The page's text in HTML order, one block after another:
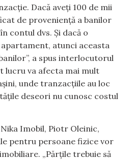
Dacă aveți 100 de mii
de proveniență a banilor
contul dvs. Și dacă o
atunci aceasta
a spus interlocutorul
lucru va afecta mai mult
unde tranzacțiile au loc
deseori nu cunosc costul
Nika Imobil, Piotr Oleinic,
pentru persoane fizice vor
„Părțile trebuie să